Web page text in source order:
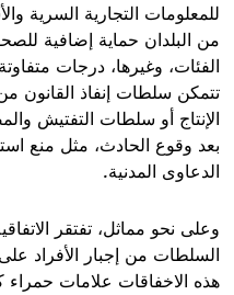
للمعلومات التجارية السرية
من البلدان حماية إضافية
الفئات، وغيرها، درجات
تتمكن سلطات إنفاذ القانون
الإنتاج أو سلطات التفتيش
بعد وقوع الحادث، مثل منع
الدعاوى المدنية.
وعلى نحو مماثل، تفتقر
السلطات من إجبار الأفراد
هذه الاخفاقات علامات حمراء